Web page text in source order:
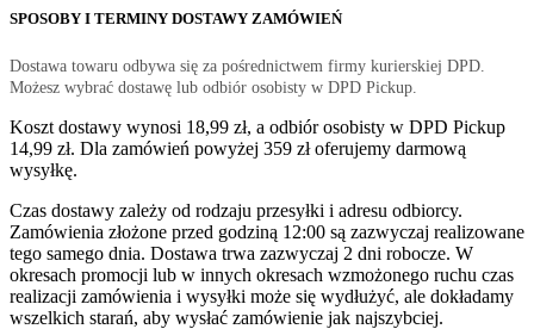
SPOSOBY I TERMINY DOSTAWY ZAMÓWIEŃ
Dostawa towaru odbywa się za pośrednictwem firmy kurierskiej DPD.
Możesz wybrać dostawę lub odbiór osobisty w DPD Pickup.
Koszt dostawy wynosi 18,99 zł, a odbiór osobisty w DPD Pickup
14,99 zł. Dla zamówień powyżej 359 zł oferujemy darmową
wysyłkę.
Czas dostawy zależy od rodzaju przesyłki i adresu odbiorcy.
Zamówienia złożone przed godziną 12:00 są zazwyczaj realizowane
tego samego dnia. Dostawa trwa zazwyczaj 2 dni robocze. W
okresach promocji lub w innych okresach wzmożonego ruchu czas
realizacji zamówienia i wysyłki może się wydłużyć, ale dokładamy
wszelkich starań, aby wysłać zamówienie jak najszybciej.